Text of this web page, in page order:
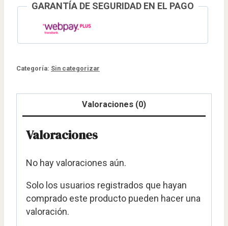
GARANTÍA DE SEGURIDAD EN EL PAGO
Categoría: Sin categorizar
Valoraciones (0)
Valoraciones
No hay valoraciones aún.
Solo los usuarios registrados que hayan
comprado este producto pueden hacer una
valoración.